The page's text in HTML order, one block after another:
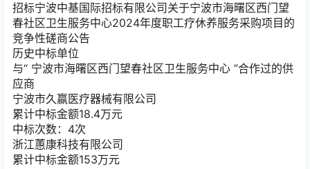
招标宁波中基国际招标有限公司关于宁波市海曙区西门望
春社区卫生服务中心2024年度职工疗休养服务采购项目的
竞争性磋商公告
历史中标单位
与“ 宁波市海曙区西门望春社区卫生服务中心 ”合作过的供
应商
宁波市久赢医疗器械有限公司
累计中标金额18.4万元
中标次数：4次
浙江蕙康科技有限公司
累计中标金额153万元